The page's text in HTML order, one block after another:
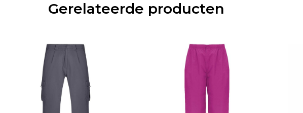
Gerelateerde producten